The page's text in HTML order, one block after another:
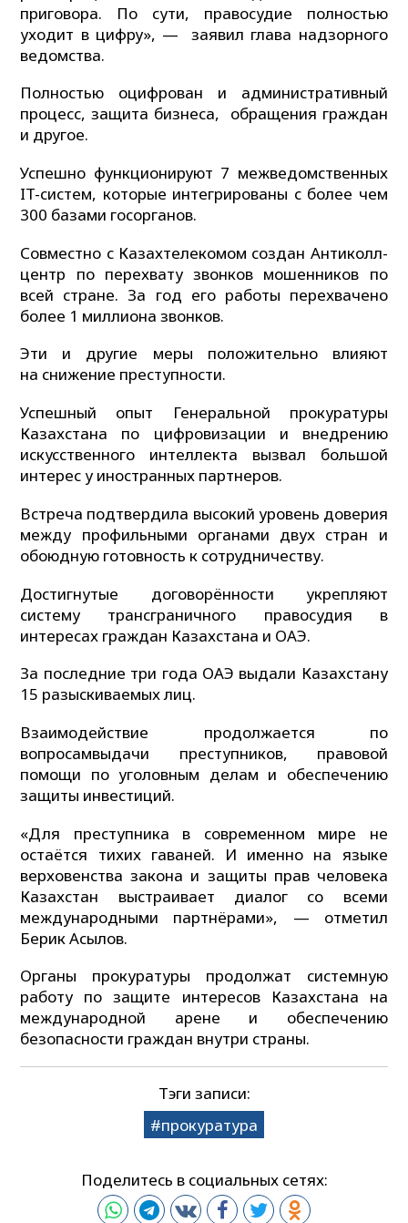
приговора. По сути, правосудие полностью
уходит в цифру», — заявил глава надзорного
ведомства.
Полностью оцифрован и административный
процесс, защита бизнеса, обращения граждан
и другое.
Успешно функционируют 7 межведомственных
IT-систем, которые интегрированы с более чем
300 базами госорганов.
Совместно с Казахтелекомом создан Антиколл-
центр по перехвату звонков мошенников по
всей стране. За год его работы перехвачено
более 1 миллиона звонков.
Эти и другие меры положительно влияют
на снижение преступности.
Успешный опыт Генеральной прокуратуры
Казахстана по цифровизации и внедрению
искусственного интеллекта вызвал большой
интерес у иностранных партнеров.
Встреча подтвердила высокий уровень доверия
между профильными органами двух стран и
обоюдную готовность к сотрудничеству.
Достигнутые договорённости укрепляют
систему трансграничного правосудия в
интересах граждан Казахстана и ОАЭ.
За последние три года ОАЭ выдали Казахстану
15 разыскиваемых лиц.
Взаимодействие продолжается по
вопросамвыдачи преступников, правовой
помощи по уголовным делам и обеспечению
защиты инвестиций.
«Для преступника в современном мире не
остаётся тихих гаваней. И именно на языке
верховенства закона и защиты прав человека
Казахстан выстраивает диалог со всеми
международными партнёрами», — отметил
Берик Асылов.
Органы прокуратуры продолжат системную
работу по защите интересов Казахстана на
международной арене и обеспечению
безопасности граждан внутри страны.
Тэги записи:
прокуратура
Поделитесь в социальных сетях: